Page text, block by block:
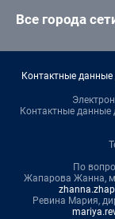
Все города
Контактные
Контактные данные
По
Жапарова Жанна,
Ревина Мария,